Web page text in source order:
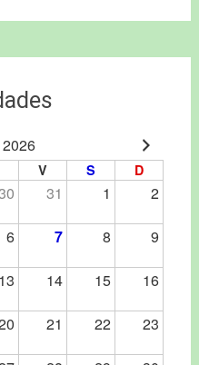
V S D
31 1 2
6 7 8 9
13 14 15 16
21 22 23